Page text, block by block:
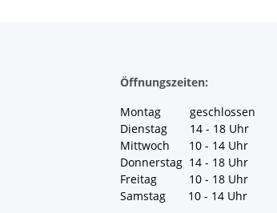
Öffnungszeiten:
Montag geschlossen
Dienstag 14 - 18 Uhr
Mittwoch 10 - 14 Uhr
Donnerstag 14 - 18 Uhr
Freitag 10 - 18 Uhr
Samstag 10 - 14 Uhr